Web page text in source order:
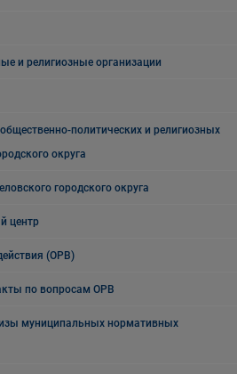
и религиозные организации
политических и религиозных
округа
городского округа
центр
(ОРВ)
по вопросам ОРВ
муниципальных нормативных